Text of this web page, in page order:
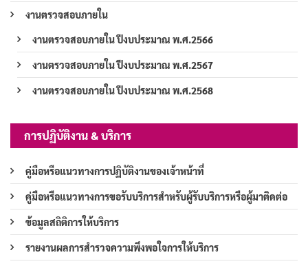
งานตรวจสอบภายใน
งานตรวจสอบภายใน ปีงบประมาณ พ.ศ.2566
งานตรวจสอบภายใน ปีงบประมาณ พ.ศ.2567
งานตรวจสอบภายใน ปีงบประมาณ พ.ศ.2568
การปฏิบัติงาน & บริการ
คู่มือหรือแนวทางการปฏิบัติงานของเจ้าหน้าที่
คู่มือหรือแนวทางการขอรับบริการสำหรับผู้รับบริการหรือผู้มาติดต่อ
ข้อมูลสถิติการให้บริการ
รายงานผลการสำรวจความพึงพอใจการให้บริการ